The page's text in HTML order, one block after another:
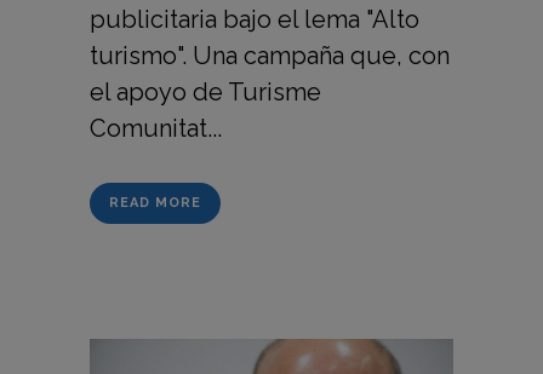
publicitaria bajo el lema "Alto
turismo". Una campaña que, con
el apoyo de Turisme
Comunitat...
READ MORE